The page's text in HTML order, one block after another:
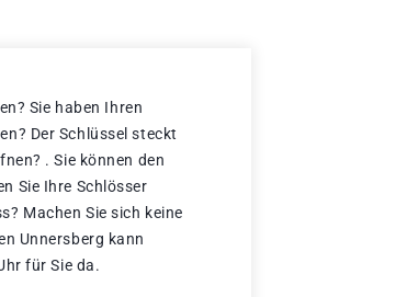
Sie haben Ihren
Der Schlüssel steckt
. Sie können den
Sie Ihre Schlösser
Machen Sie sich keine
Unnersberg kann
für Sie da.